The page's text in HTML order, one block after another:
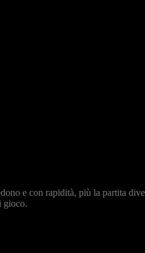
e con rapidità, più la partita
gioco.